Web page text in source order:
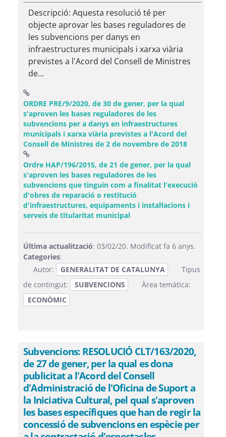
Descripció: Aquesta resolució té per
objecte aprovar les bases reguladores de
les subvencions per danys en
infraestructures municipals i xarxa viària
previstes a l'Acord del Consell de Ministres
de...
ORDRE PRE/9/2020, de 30 de gener, per la qual
s'aproven les bases reguladores de les
subvencions per a danys en infraestructures
municipals i xarxa viària previstes a l'Acord del
Consell de Ministres de 2 de novembre de 2018(Obre una
Ordre HAP/196/2015, de 21 de gener, per la qual
s'aproven les bases reguladores de les
subvencions que tinguin com a finalitat l'execució
d'obres de reparació o restitució
d'infraestructures, equipaments i instal·lacions i
serveis de titularitat municipal(Obre una finestra nova)
Última actualització: 03/02/20. Modificat fa 6 anys.
Categories:
Autor:
GENERALITAT DE CATALUNYA
Tipus
de contingut:
SUBVENCIONS
Àrea temàtica:
ECONÒMIC
Subvencions: RESOLUCIÓ CLT/163/2020,
de 27 de gener, per la qual es dona
publicitat a l'Acord del Consell
d'Administració de l'Oficina de Suport a
la Iniciativa Cultural, pel qual s'aproven
les bases específiques que han de regir la
concessió de subvencions en espècie per